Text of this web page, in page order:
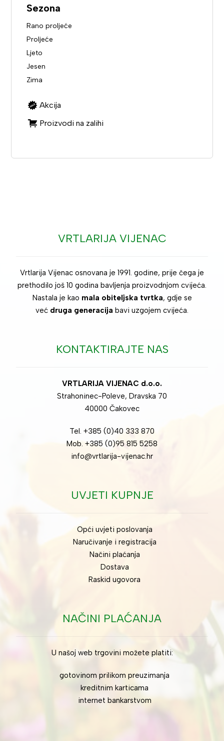
Sezona
Rano proljeće
Proljeće
Ljeto
Jesen
Zima
Akcija
Proizvodi na zalihi
VRTLARIJA VIJENAC
Vrtlarija Vijenac osnovana je 1991. godine, prije čega je
prethodilo još 10 godina bavljenja proizvodnjom cvijeća.
Nastala je kao mala obiteljska tvrtka, gdje se
već druga generacija bavi uzgojem cvijeća.
KONTAKTIRAJTE NAS
VRTLARIJA VIJENAC d.o.o.
Strahoninec-Poleve, Dravska 70
40000 Čakovec
Tel. +385 (0)40 333 870
Mob. +385 (0)95 815 5258
info@vrtlarija-vijenac.hr
UVJETI KUPNJE
Opći uvjeti poslovanja
Naručivanje i registracija
Načini plaćanja
Dostava
Raskid ugovora
NAČINI PLAĆANJA
U našoj web trgovini možete platiti:
gotovinom prilikom preuzimanja
kreditnim karticama
internet bankarstvom